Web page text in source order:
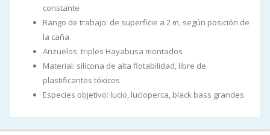
constante
Rango de trabajo: de superficie a 2 m, según posición de
la caña
Anzuelos: triples Hayabusa montados
Material: silicona de alta flotabilidad, libre de
plastificantes tóxicos
Especies objetivo: lucio, lucioperca, black bass grandes